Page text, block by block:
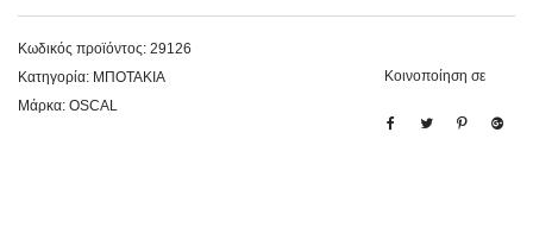
Κωδικός προϊόντος: 29126
Κατηγορία: ΜΠΟΤΑΚΙΑ
Μάρκα: OSCAL
Κοινοποίηση σε